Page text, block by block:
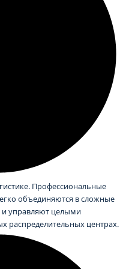
Профессиональные
объединяются в сложные
и управляют целыми
распределительных центрах.